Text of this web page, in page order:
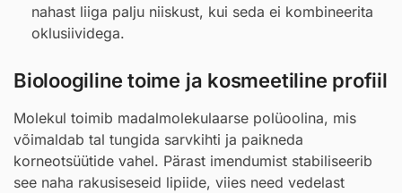
nahast liiga palju niiskust, kui seda ei kombineerita
oklusiividega.
Bioloogiline toime ja kosmeetiline profiil
Molekul toimib madalmolekulaarse polüoolina, mis
võimaldab tal tungida sarvkihti ja paikneda
korneotsüütide vahel. Pärast imendumist stabiliseerib
see naha rakusiseseid lipiide, viies need vedelast